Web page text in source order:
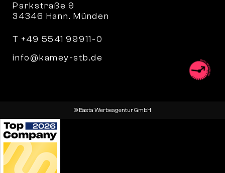
Parkstraße 9
34346 Hann. Münden
T +49 5541 99911-0
info@kamey-stb.de
© Basta Werbeagentur GmbH